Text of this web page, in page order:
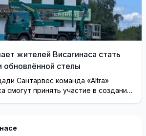
жителей Висагинаса стать
обновлённой стелы
Сантарвес команда «Altra»
смогут принять участие в создании